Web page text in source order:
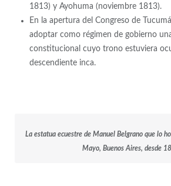
1813) y Ayohuma (noviembre 1813).
En la apertura del Congreso de
adoptar como régimen de gobierno
constitucional cuyo trono estuviera
descendiente inca.
La estatua ecuestre de Manuel Belgrano que lo
Mayo, Buenos Aires, desde